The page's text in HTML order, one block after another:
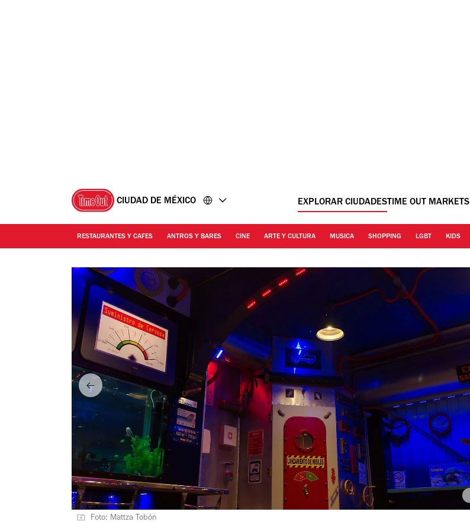
CIUDAD DE MÉXICO EXPLORAR CIUDADESTIME OUT MARKETS
RESTAURANTES Y CAFES ANTROS Y BARES CINE ARTE Y CULTURA MUSICA SHOPPING LGBT KIDS
Foto: Mattza Tobón